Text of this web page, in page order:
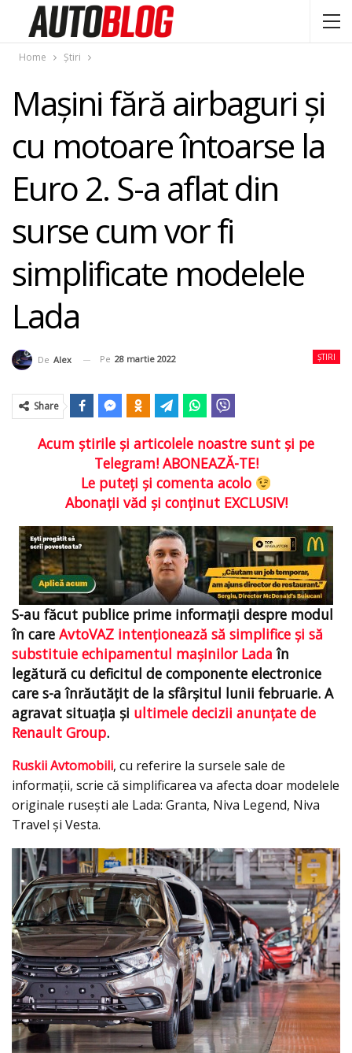
Home Știri
Maşini fără airbaguri şi
cu motoare întoarse la
Euro 2. S-a aflat din
surse cum vor fi
simplificate modelele
Lada
ȘTIRI
De Alex Pe 28 martie 2022
Share
Acum ştirile şi articolele noastre sunt şi pe
Telegram! ABONEAZĂ-TE!
Le puteţi şi comenta acolo
Abonaţii văd şi conţinut EXCLUSIV!
S-au făcut publice prime informaţii despre modul
în care AvtoVAZ intenţionează să simplifice și să
substituie echipamentul maşinilor Lada în
legătură cu deficitul de componente electronice
care s-a înrăutățit de la sfârșitul lunii februarie. A
agravat situaţia şi ultimele decizii anunţate de
Renault Group.
Ruskii Avtomobili, cu referire la sursele sale de
informaţii, scrie că simplificarea va afecta doar modelele
originale rusești ale Lada: Granta, Niva Legend, Niva
Travel și Vesta.